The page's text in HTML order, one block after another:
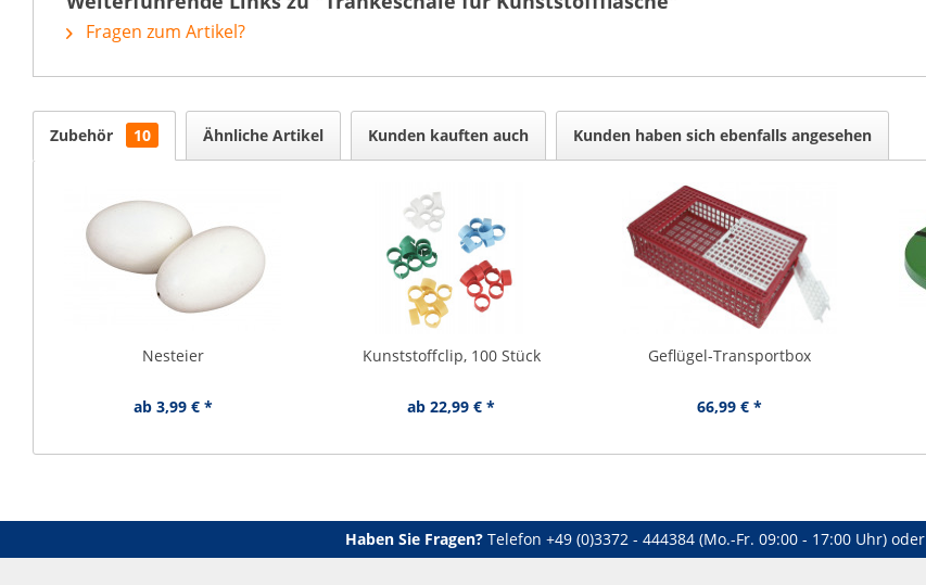
Fragen zum Artikel?
Zubehör 10 Ähnliche Artikel Kunden kauften auch Kunden haben sich ebenfalls angesehen
Nesteier
ab 3,99 € *
Kunststoffclip, 100 Stück
ab 22,99 € *
Geflügel-Transportbox
66,99 € *
Haben Sie Fragen? Telefon +49 (0)3372 - 444384 (Mo.-Fr. 09:00 - 17:00 Uhr) oder